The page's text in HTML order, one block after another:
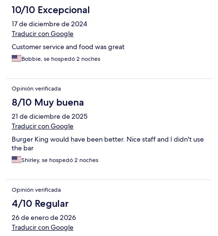
10/10 Excepcional
17 de diciembre de 2024
Traducir con Google
Customer service and food was great
Bobbie, se hospedó 2 noches
Opinión verificada
8/10 Muy buena
21 de diciembre de 2025
Traducir con Google
Burger King would have been better. Nice staff and I didn't use
the bar
Shirley, se hospedó 2 noches
Opinión verificada
4/10 Regular
26 de enero de 2026
Traducir con Google